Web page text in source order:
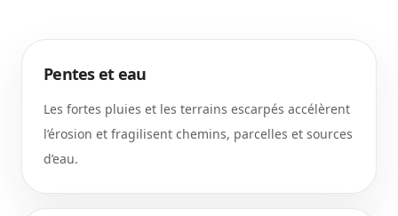
Pentes et eau
Les fortes pluies et les terrains escarpés accélèrent
l’érosion et fragilisent chemins, parcelles et sources
d’eau.